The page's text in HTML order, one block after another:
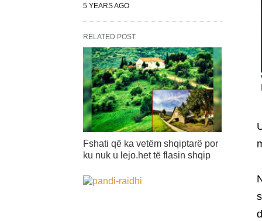
5 YEARS AGO
RELATED POST
Fshati që ka vetëm shqiptarë por
ku nuk u lejo.het të flasin shqip